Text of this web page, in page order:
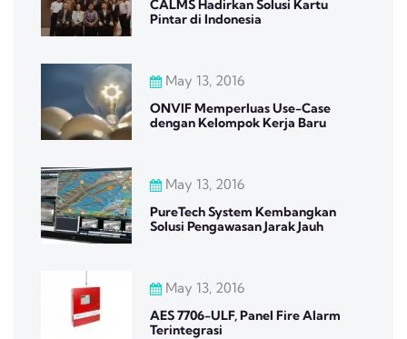
CALMS Hadirkan Solusi Kartu
Pintar di Indonesia
May 13, 2016
ONVIF Memperluas Use-Case
dengan Kelompok Kerja Baru
May 13, 2016
PureTech System Kembangkan
Solusi Pengawasan Jarak Jauh
May 13, 2016
AES 7706-ULF, Panel Fire Alarm
Terintegrasi